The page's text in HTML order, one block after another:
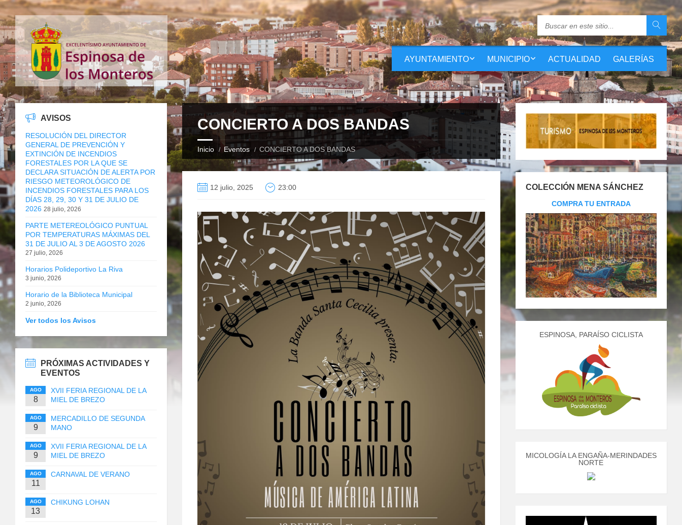
AYUNTAMIENTO MUNICIPIO ACTUALIDAD GALERÍAS
CONCIERTO A DOS BANDAS
Inicio Eventos CONCIERTO A DOS BANDAS
12 julio, 2025 23:00
AVISOS
RESOLUCIÓN DEL DIRECTOR
GENERAL DE PREVENCIÓN Y
EXTINCIÓN DE INCENDIOS
FORESTALES POR LA QUE SE
DECLARA SITUACIÓN DE ALERTA POR
RIESGO METEOROLÓGICO DE
INCENDIOS FORESTALES PARA LOS
DÍAS 28, 29, 30 Y 31 DE JULIO DE
2026 28 julio, 2026
PARTE METEREOLÓGICO PUNTUAL
POR TEMPERATURAS MÁXIMAS DEL
31 DE JULIO AL 3 DE AGOSTO 2026
27 julio, 2026
Horarios Polideportivo La Riva
3 junio, 2026
Horario de la Biblioteca Municipal
2 junio, 2026
Ver todos los Avisos
PRÓXIMAS ACTIVIDADES Y
EVENTOS
AGO
8
XVII FERIA REGIONAL DE LA
MIEL DE BREZO
AGO
9
MERCADILLO DE SEGUNDA
MANO
AGO
9
XVII FERIA REGIONAL DE LA
MIEL DE BREZO
AGO
11
CARNAVAL DE VERANO
AGO
13
CHIKUNG LOHAN
COLECCIÓN MENA SÁNCHEZ
COMPRA TU ENTRADA
ESPINOSA, PARAÍSO CICLISTA
MICOLOGÍA LA ENGAÑA-MERINDADES
NORTE